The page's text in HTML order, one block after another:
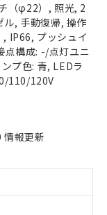
（φ22）, 照光, 2
ル, 手動復帰, 操作
IP66, プッシュイ
点構成: -/点灯ユニ
プ色: 青, LEDラ
110/120V
報更新